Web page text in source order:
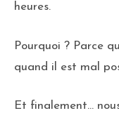
heures.
Pourquoi ? Parce
quand il est mal
Et finalement…